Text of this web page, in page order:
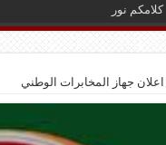
كلامكم نور
اعلان جهاز المخابرات الوطني